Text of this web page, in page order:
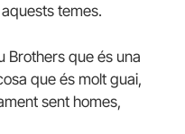
temes.
Brothers que és una
que és molt guai,
sent homes,